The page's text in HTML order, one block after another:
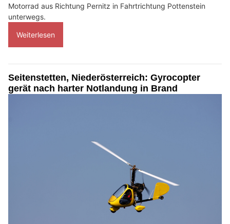
Motorrad aus Richtung Pernitz in Fahrtrichtung Pottenstein
unterwegs.
Weiterlesen
Seitenstetten, Niederösterreich: Gyrocopter
gerät nach harter Notlandung in Brand